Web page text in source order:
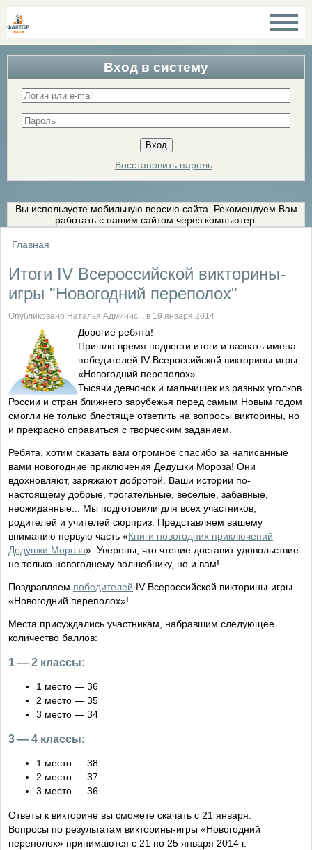
Вход в систему
Восстановить пароль
Вы используете мобильную версию сайта. Рекомендуем Вам
работать с нашим сайтом через компьютер.
Главная
Итоги IV Всероссийской викторины-
игры "Новогодний переполох"
Опубликовано Наталья Админис... в 19 января 2014
Дорогие ребята!
Пришло время подвести итоги и назвать имена
победителей IV Всероссийской викторины-игры
«Новогодний переполох».
Тысячи девчонок и мальчишек из разных уголков
России и стран ближнего зарубежья перед самым Новым годом
смогли не только блестяще ответить на вопросы викторины, но
и прекрасно справиться с творческим заданием.
Ребята, хотим сказать вам огромное спасибо за написанные
вами новогодние приключения Дедушки Мороза! Они
вдохновляют, заряжают добротой. Ваши истории по-
настоящему добрые, трогательные, веселые, забавные,
неожиданные... Мы подготовили для всех участников,
родителей и учителей сюрприз. Представляем вашему
вниманию первую часть «Книги новогодних приключений
Дедушки Мороза». Уверены, что чтение доставит удовольствие
не только новогоднему волшебнику, но и вам!
Поздравляем победителей IV Всероссийской викторины-игры
«Новогодний переполох»!
Места присуждались участникам, набравшим следующее
количество баллов:
1 — 2 классы:
1 место — 36
2 место — 35
3 место — 34
3 — 4 классы:
1 место — 38
2 место — 37
3 место — 36
Ответы к викторине вы сможете скачать с 21 января.
Вопросы по результатам викторины-игры «Новогодний
переполох» принимаются с 21 по 25 января 2014 г.